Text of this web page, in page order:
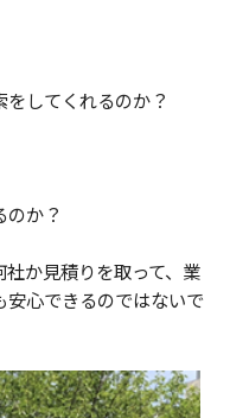
してくれるのか？
か？
社か見積りを取って、業
心できるのではないで